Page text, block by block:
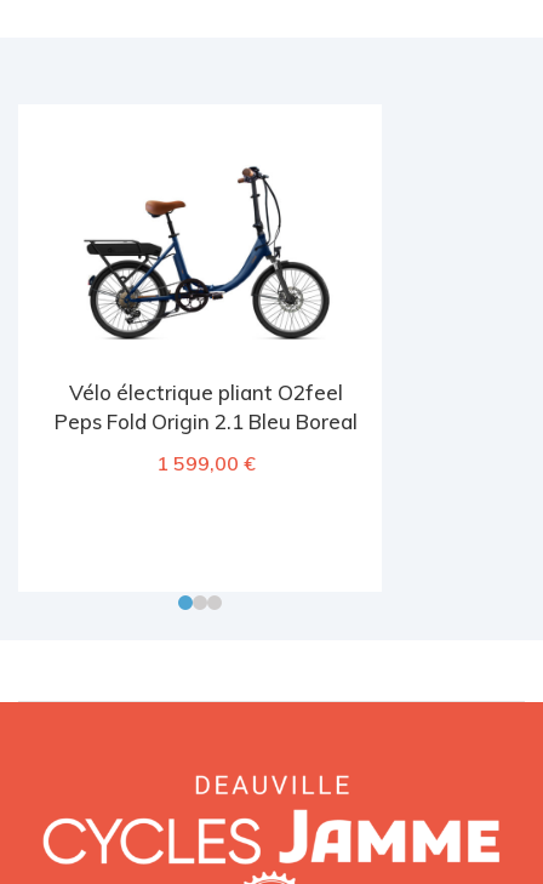
Vélo électrique pliant O2feel
Peps Fold Origin 2.1 Bleu Boreal
1 599,00 €